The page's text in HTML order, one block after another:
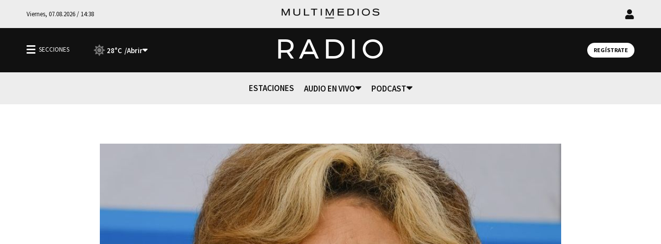
Viernes, 07.08.2026 / 14:38
Iniciar
28°C RADIO REGÍSTRATE
ESTACIONES AUDIO EN VIVO PODCAST